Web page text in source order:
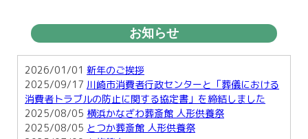
お知らせ
2026/01/01 新年のご挨拶
2025/09/17 川崎市消費者行政センターと「葬儀における
消費者トラブルの防止に関する協定書」を締結しました
2025/08/05 横浜かなざわ葬斎館 人形供養祭
2025/08/05 とつか葬斎館 人形供養祭